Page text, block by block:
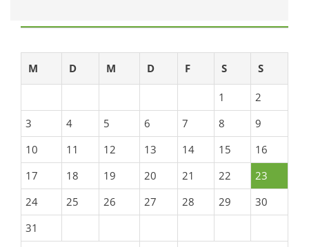
M D M D F S S
1
2
3
4 5 6 7 8
9
10
11 12 13 14 15
16
17
18 19 20 21 22
23
24
25 26 27 28 29
30
31